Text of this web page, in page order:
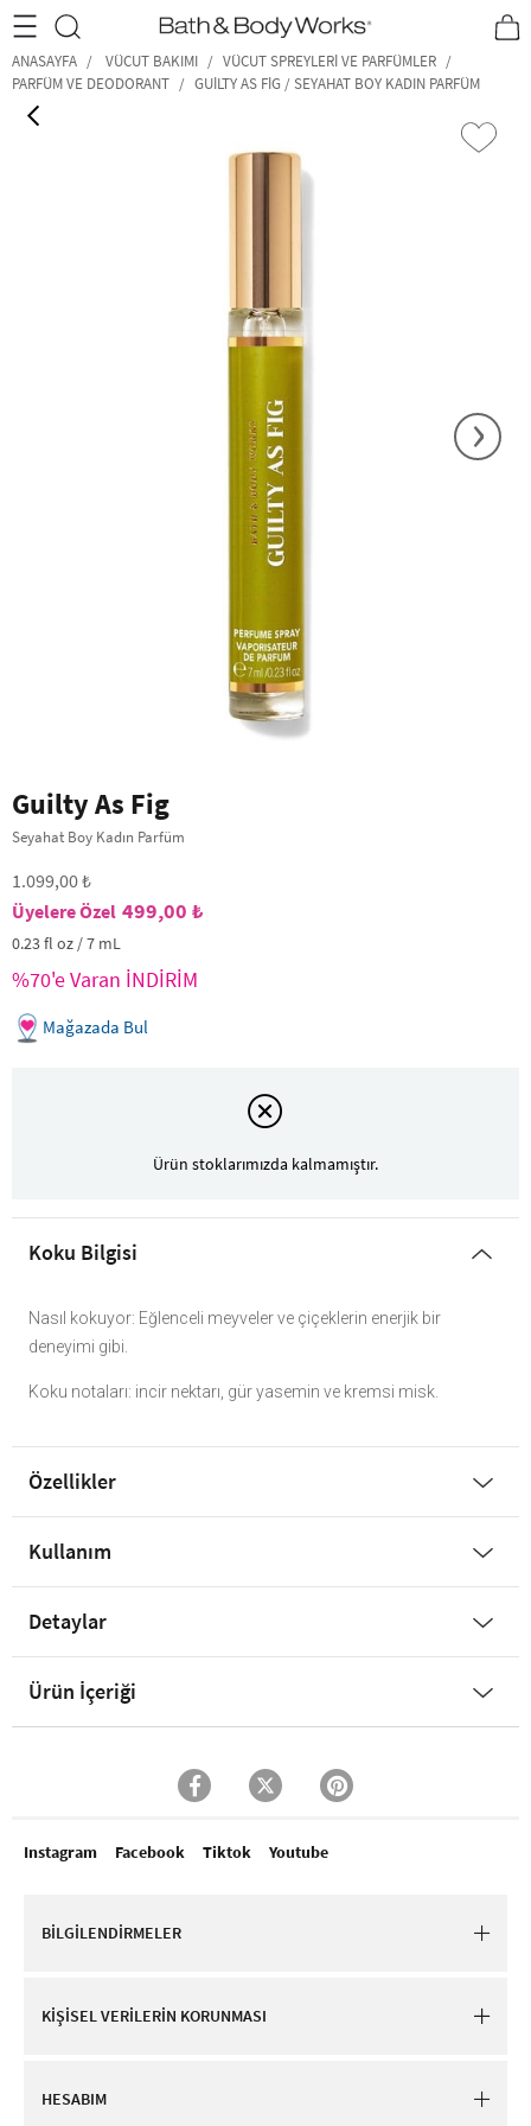
•2200₺ ve Üzeri Kargo Ücretsiz!• *Promosyon Detayları
ANASAYFA VÜCUT BAKIMI
VÜCUT SPREYLERI VE PARFÜMLER
PARFÜM VE DEODORANT
GUILTY AS FIG / SEYAHAT BOY KADIN PARFÜM
›
Guilty As Fig
Seyahat Boy Kadın Parfüm
1.099,00 ₺
499,00 ₺
0.23 fl oz / 7 mL
%70'e Varan İNDİRİM
Mağazada Bul
Ürün stoklarımızda kalmamıştır.
Koku Bilgisi
Nasıl kokuyor: Eğlenceli meyveler ve çiçeklerin enerjik bir
deneyimi gibi.
Koku notaları: incir nektarı, gür yasemin ve kremsi misk.
Özellikler
Kullanım
Detaylar
Ürün İçeriği
Instagram Facebook Tiktok Youtube
BİLGİLENDİRMELER
KİŞİSEL VERİLERİN KORUNMASI
HESABIM